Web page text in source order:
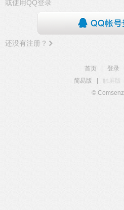
或使用QQ登录
还没有注册？
首页 登录
简易版
触屏版
©